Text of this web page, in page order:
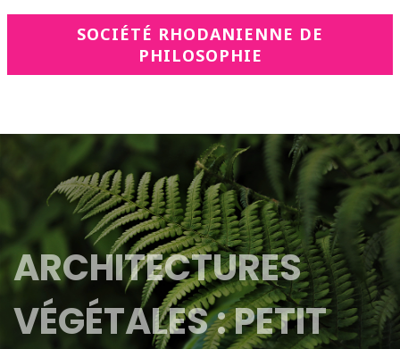
SOCIÉTÉ RHODANIENNE DE
PHILOSOPHIE
ARCHITECTURES
VÉGÉTALES : PETIT